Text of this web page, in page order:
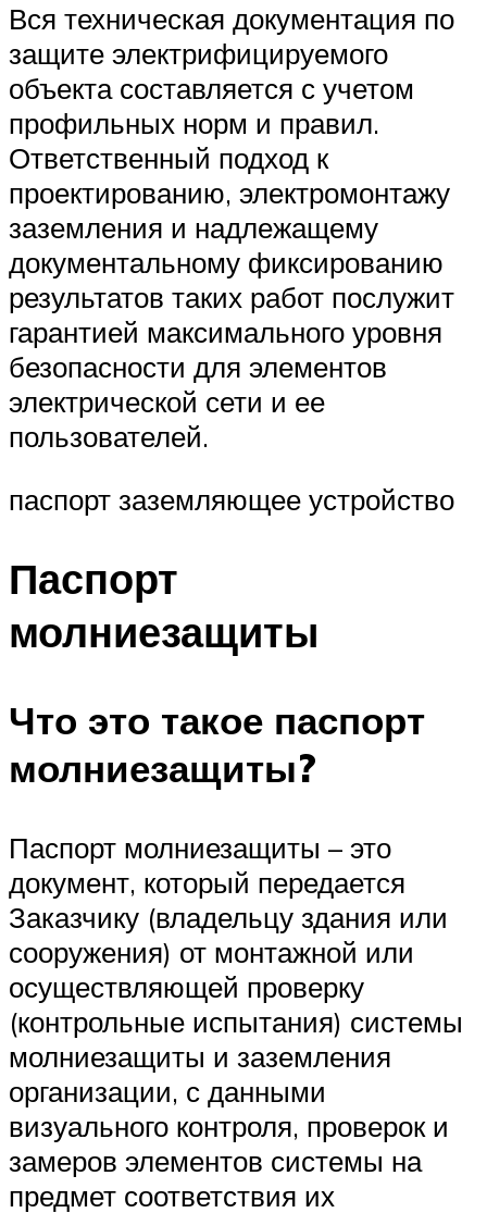
Вся техническая документация по
защите электрифицируемого
объекта составляется с учетом
профильных норм и правил.
Ответственный подход к
проектированию, электромонтажу
заземления и надлежащему
документальному фиксированию
результатов таких работ послужит
гарантией максимального уровня
безопасности для элементов
электрической сети и ее
пользователей.
паспорт заземляющее устройство
Паспорт
молниезащиты
Что это такое паспорт
молниезащиты?
Паспорт молниезащиты – это
документ, который передается
Заказчику (владельцу здания или
сооружения) от монтажной или
осуществляющей проверку
(контрольные испытания) системы
молниезащиты и заземления
организации, с данными
визуального контроля, проверок и
замеров элементов системы на
предмет соответствия их